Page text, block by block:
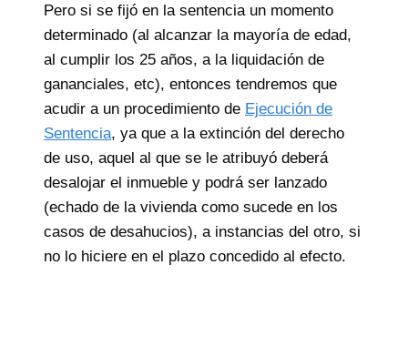
Pero si se fijó en la sentencia un momento
determinado (al alcanzar la mayoría de edad,
al cumplir los 25 años, a la liquidación de
gananciales, etc), entonces tendremos que
acudir a un procedimiento de Ejecución de
Sentencia, ya que a la extinción del derecho
de uso, aquel al que se le atribuyó deberá
desalojar el inmueble y podrá ser lanzado
(echado de la vivienda como sucede en los
casos de desahucios), a instancias del otro, si
no lo hiciere en el plazo concedido al efecto.